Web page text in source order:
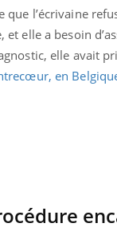
que l’écrivaine
et elle a besoin
elle avait
en
faciles à aborder...
poser des
d'un proche c'est